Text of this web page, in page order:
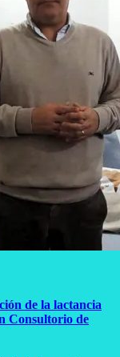
de la lactancia
Consultorio de